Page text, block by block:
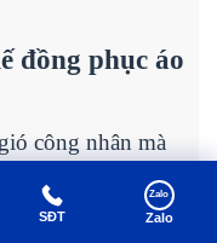
đồng phục áo
công nhân mà
cũng cần phải
nhân bên ngoài
SĐT
Zalo
Zalo